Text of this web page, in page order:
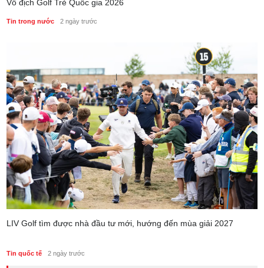
Vô địch Golf Trẻ Quốc gia 2026
Tin trong nước 2 ngày trước
LIV Golf tìm được nhà đầu tư mới, hướng đến mùa giải 2027
Tin quốc tế 2 ngày trước